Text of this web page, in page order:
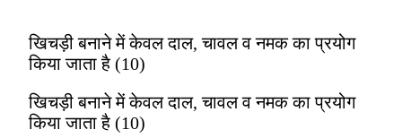
खिचड़ी बनाने में केवल दाल, चावल व नमक का प्रयोग
किया जाता है (10)
खिचड़ी बनाने में केवल दाल, चावल व नमक का प्रयोग
किया जाता है (10)